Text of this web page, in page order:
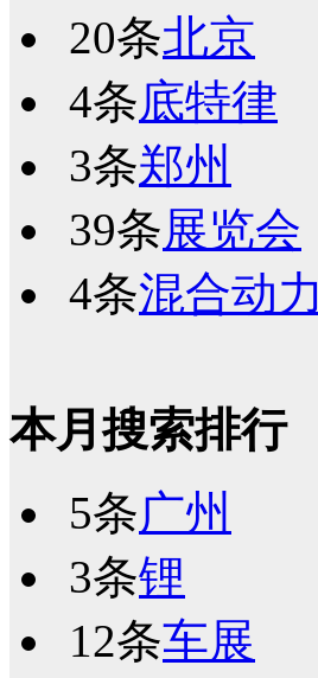
20条北京
4条底特律
3条郑州
39条展览会
4条混合动力
本月搜索排行
5条广州
3条锂
12条车展